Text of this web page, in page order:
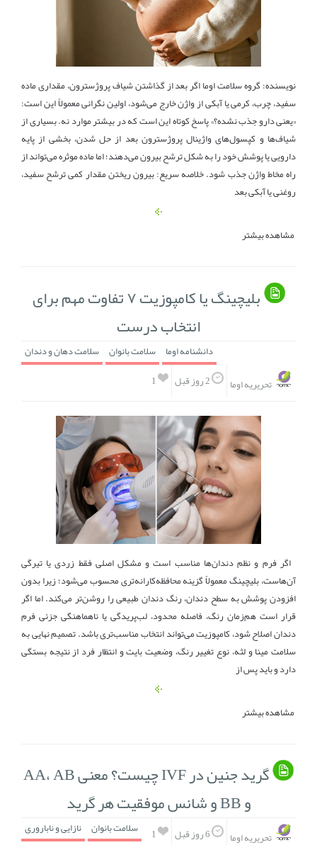
نویسنده: گروه سلامت اوما اگر بعد از گذاشتن شیاف پروژسترون، مقداری ماده
سفید، چرب، کرمی یا آبکی از واژن خارج می‌شود، اولین نگرانی معمولاً این است:
«یعنی دارو جذب نشده؟» پاسخ کوتاه این است که در بیشتر موارد نه. بسیاری از
شیاف‌ها و کپسول‌های واژینال پروژسترون بعد از حل شدن، بخشی از پایه
دارویی یا پوشش خود را به شکل ترشح بیرون می‌دهند؛ اما ماده موثره می‌تواند از
راه مخاط واژن جذب شود. خلاصه سریع: بیرون ریختن مقدار کمی ترشح سفید،
روغنی یا آبکی بعد
مشاهده بیشتر
بلیچینگ یا کامپوزیت ۷ تفاوت مهم برای
انتخاب درست
دانشنامه اوما سلامت بانوان سلامت دهان و دندان
1
تحریریه اوما
اگر فرم و نظم دندان‌ها مناسب است و مشکل اصلی فقط زردی یا تیرگی
آن‌هاست، بلیچینگ معمولاً گزینه محافظه‌کارانه‌تری محسوب می‌شود؛ زیرا بدون
افزودن پوشش به سطح دندان، رنگ دندان طبیعی را روشن‌تر می‌کند. اما اگر
قرار است هم‌زمان رنگ، فاصله محدود، لب‌پریدگی یا ناهماهنگی جزئی فرم
دندان اصلاح شود، کامپوزیت می‌تواند انتخاب مناسب‌تری باشد. تصمیم نهایی به
سلامت مینا و لثه، نوع تغییر رنگ، وضعیت بایت و انتظار فرد از نتیجه بستگی
دارد و باید پس از
مشاهده بیشتر
گرید جنین در IVF چیست؟ معنی AA، AB
و BB و شانس موفقیت هر گرید
سلامت بانوان نازایی و ناباروری 1 تحریریه اوما